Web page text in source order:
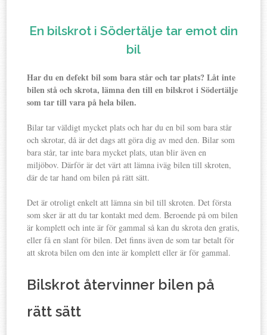
En bilskrot i Södertälje tar emot din
bil
Har du en defekt bil som bara står och tar plats? Låt inte
bilen stå och skrota, lämna den till en bilskrot i Södertälje
som tar till vara på hela bilen.
Bilar tar väldigt mycket plats och har du en bil som bara står
och skrotar, då är det dags att göra dig av med den. Bilar som
bara står, tar inte bara mycket plats, utan blir även en
miljöbov. Därför är det värt att lämna iväg bilen till skroten,
där de tar hand om bilen på rätt sätt.
Det är otroligt enkelt att lämna sin bil till skroten. Det första
som sker är att du tar kontakt med dem. Beroende på om bilen
är komplett och inte är för gammal så kan du skrota den gratis,
eller få en slant för bilen. Det finns även de som tar betalt för
att skrota bilen om den inte är komplett eller är för gammal.
Bilskrot återvinner bilen på
rätt sätt